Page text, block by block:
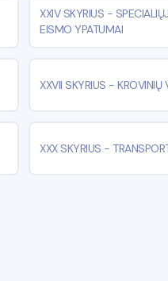
XXIV SKYRIUS -
EISMO YPATUMAI
XXVII SKYRIUS -KROVINIŲ
XXX SKYRIUS -